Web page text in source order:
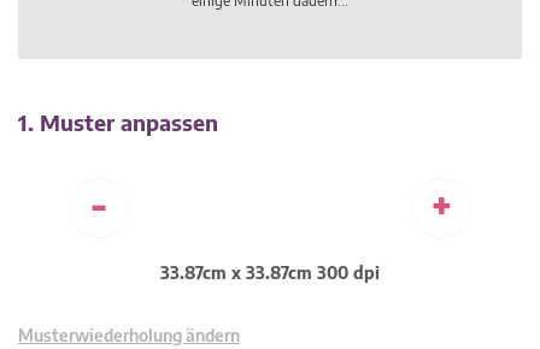
1. Muster anpassen
- +
33.87cm x 33.87cm 300 dpi
Musterwiederholung ändern